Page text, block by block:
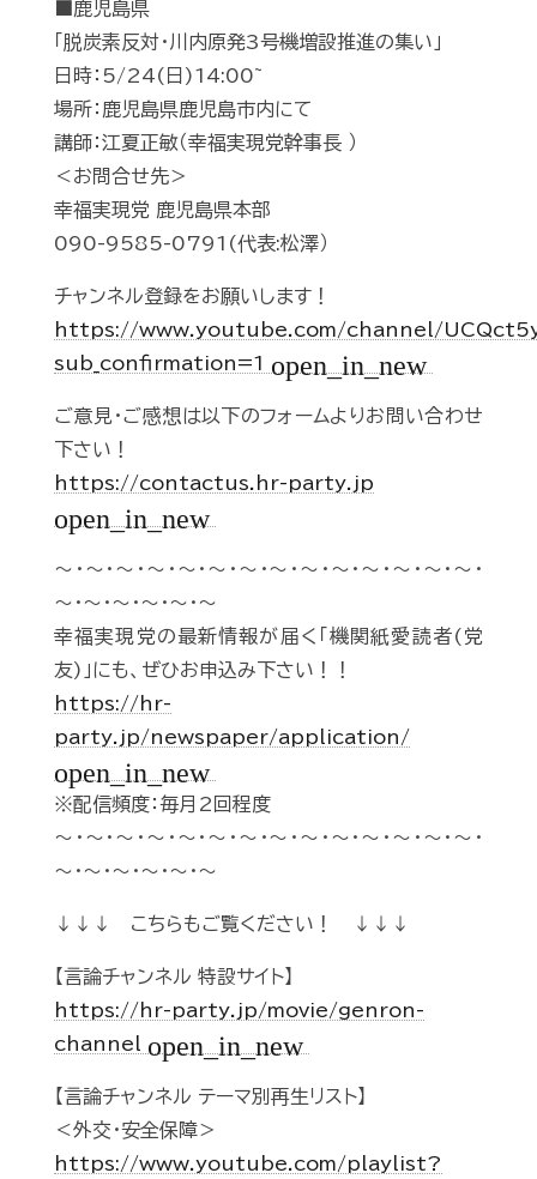
■鹿児島県
「脱炭素反対・川内原発3号機増設推進の集い」
日時：5/24(日)14:00~
場所：鹿児島県鹿児島市内にて
講師：江夏正敏（幸福実現党幹事長 ）
＜お問合せ先＞
幸福実現党 鹿児島県本部
090-9585-0791(代表:松澤）
チャンネル登録をお願いします！
https://www.youtube.com/channel/
sub_confirmation=1 open_in_new
ご意見・ご感想は以下のフォームよりお問い合わせ
下さい！
https://contactus.hr-party.jp
open_in_new
～・～・～・～・～・～・～・～・～・～・～・～・～・～・
～・～・～・～・～・～
幸福実現党の最新情報が届く「機関紙愛読者(党
友)」にも、ぜひお申込み下さい！！
https://hr-
party.jp/newspaper/application/
open_in_new
※配信頻度：毎月2回程度
～・～・～・～・～・～・～・～・～・～・～・～・～・～・
～・～・～・～・～・～
↓↓↓ こちらもご覧ください！ ↓↓↓
【言論チャンネル 特設サイト】
https://hr-party.jp/movie/genron-
channel open_in_new
【言論チャンネル テーマ別再生リスト】
＜外交・安全保障＞
https://www.youtube.com/playlist?